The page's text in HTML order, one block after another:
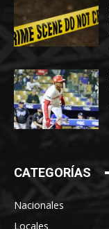
CATEGORÍAS
Nacionales
Locales